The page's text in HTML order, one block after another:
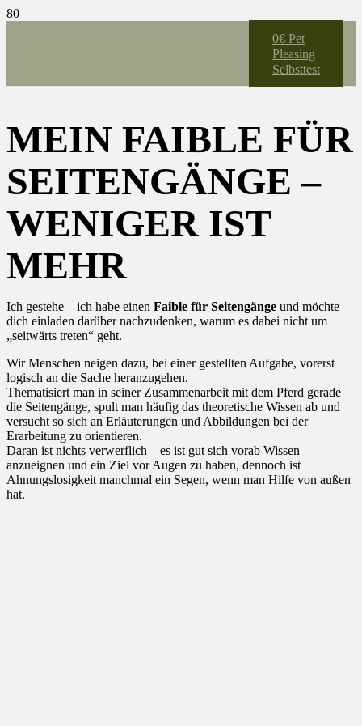
0€ Pet
Pleasing
Selbsttest
MEIN FAIBLE FÜR
SEITENGÄNGE –
WENIGER IST
MEHR
Ich gestehe – ich habe einen Faible für Seitengänge und möchte
dich einladen darüber nachzudenken, warum es dabei nicht um
„seitwärts treten“ geht.
Wir Menschen neigen dazu, bei einer gestellten Aufgabe, vorerst
logisch an die Sache heranzugehen.
Thematisiert man in seiner Zusammenarbeit mit dem Pferd gerade
die Seitengänge, spult man häufig das theoretische Wissen ab und
versucht so sich an Erläuterungen und Abbildungen bei der
Erarbeitung zu orientieren.
Daran ist nichts verwerflich – es ist gut sich vorab Wissen
anzueignen und ein Ziel vor Augen zu haben, dennoch ist
Ahnungslosigkeit manchmal ein Segen, wenn man Hilfe von außen
hat.